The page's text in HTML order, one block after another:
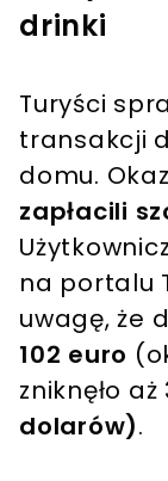
drinki
Turyści
transakcji
domu.
zapłacili
na portalu
uwagę, że
102 euro
zniknęło aż
dolarów).